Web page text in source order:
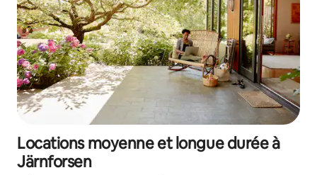
Locations moyenne et longue durée à
Järnforsen